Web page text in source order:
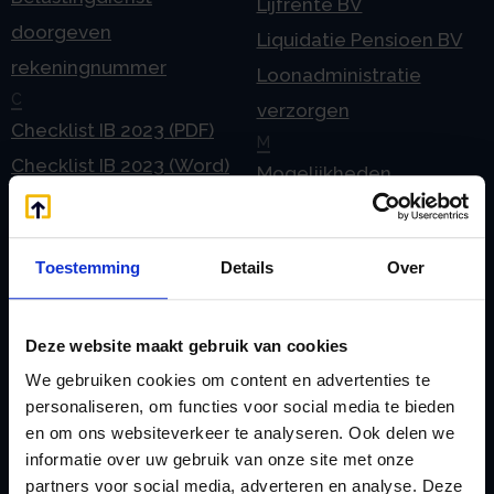
Toestemming Details Over
Deze website maakt gebruik van cookies
We gebruiken cookies om content en advertenties te
personaliseren, om functies voor social media te bieden
en om ons websiteverkeer te analyseren. Ook delen we
informatie over uw gebruik van onze site met onze
partners voor social media, adverteren en analyse. Deze
doorgeven
rekeningnummer
C
Checklist IB 2023 (PDF)
Checklist IB 2023 (Word)
Checklist IB 2024 (PDF)
Checklist IB 2024 (Word)
Checklist IB 2025 (PDF)
Checklist IB 2025 (Word)
Contact
eHerkenning voor uw
Stamrecht BV
Liquidatie Pensioen BV
Loonadministratie
verzorgen
M
Mogelijkheden
Stamrecht BV
O
ODV BV
BV
Onzakelijke lening
Stamrecht BV
Oprichten BV door
StamrechtBV.com